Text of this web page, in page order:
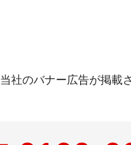
当社のバナー広告が掲載